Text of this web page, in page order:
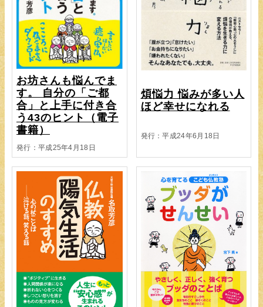
お坊さんも悩んでま
す。 自分の「ご都
合」と上手に付き合
う43のヒント（電子
書籍）
発行：平成25年4月18日
煩悩力 悩みが多い人
ほど幸せになれる
発行：平成24年6月18日